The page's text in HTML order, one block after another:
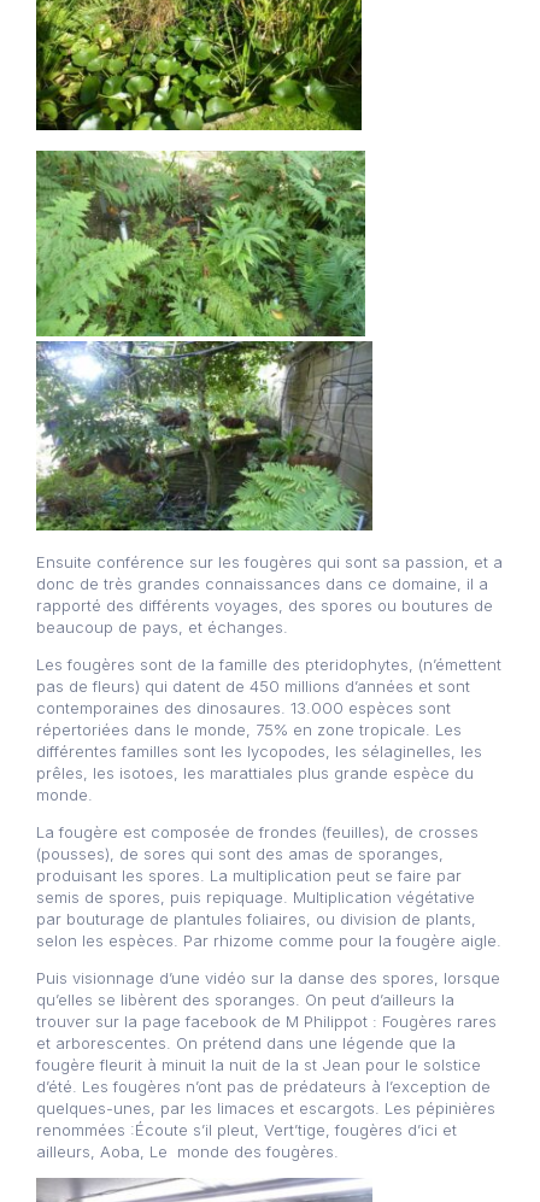
Ensuite conférence sur les fougères qui sont sa passion, et a
donc de très grandes connaissances dans ce domaine, il a
rapporté des différents voyages, des spores ou boutures de
beaucoup de pays, et échanges.
Les fougères sont de la famille des pteridophytes, (n’émettent
pas de fleurs) qui datent de 450 millions d’années et sont
contemporaines des dinosaures. 13.000 espèces sont
répertoriées dans le monde, 75% en zone tropicale. Les
différentes familles sont les lycopodes, les sélaginelles, les
prêles, les isotoes, les marattiales plus grande espèce du
monde.
La fougère est composée de frondes (feuilles), de crosses
(pousses), de sores qui sont des amas de sporanges,
produisant les spores. La multiplication peut se faire par
semis de spores, puis repiquage. Multiplication végétative
par bouturage de plantules foliaires, ou division de plants,
selon les espèces. Par rhizome comme pour la fougère aigle.
Puis visionnage d’une vidéo sur la danse des spores, lorsque
qu’elles se libèrent des sporanges. On peut d’ailleurs la
trouver sur la page facebook de M Philippot : Fougères rares
et arborescentes. On prétend dans une légende que la
fougère fleurit à minuit la nuit de la st Jean pour le solstice
d’été. Les fougères n’ont pas de prédateurs à l’exception de
quelques-unes, par les limaces et escargots. Les pépinières
renommées :Écoute s’il pleut, Vert’tige, fougères d’ici et
ailleurs, Aoba, Le monde des fougères.